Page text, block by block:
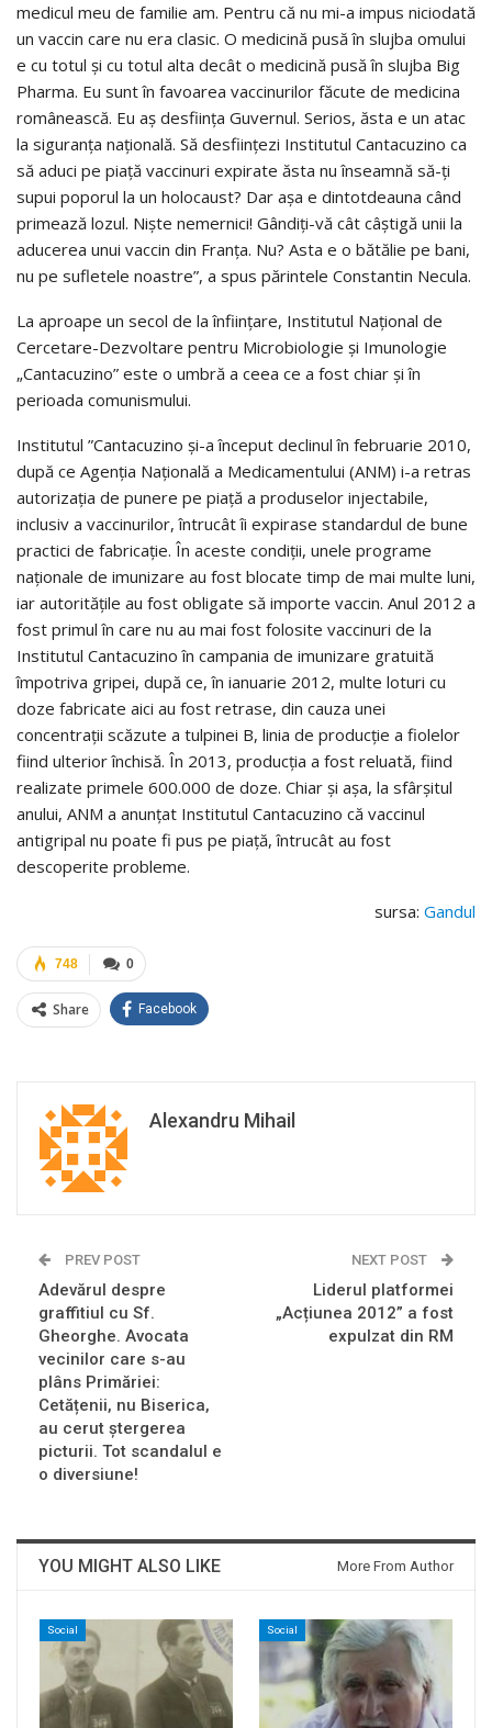
medicul meu de familie am. Pentru că nu mi-a impus niciodată
un vaccin care nu era clasic. O medicină pusă în slujba omului
e cu totul şi cu totul alta decât o medicină pusă în slujba Big
Pharma. Eu sunt în favoarea vaccinurilor făcute de medicina
românească. Eu aş desfiinţa Guvernul. Serios, ăsta e un atac
la siguranţa naţională. Să desfiinţezi Institutul Cantacuzino ca
să aduci pe piaţă vaccinuri expirate ăsta nu înseamnă să-ţi
supui poporul la un holocaust? Dar aşa e dintotdeauna când
primează lozul. Nişte nemernici! Gândiţi-vă cât câştigă unii la
aducerea unui vaccin din Franţa. Nu? Asta e o bătălie pe bani,
nu pe sufletele noastre”, a spus părintele Constantin Necula.
La aproape un secol de la înfiinţare, Institutul Naţional de
Cercetare-Dezvoltare pentru Microbiologie şi Imunologie
„Cantacuzino” este o umbră a ceea ce a fost chiar şi în
perioada comunismului.
Institutul ”Cantacuzino şi-a început declinul în februarie 2010,
după ce Agenţia Naţională a Medicamentului (ANM) i-a retras
autorizaţia de punere pe piaţă a produselor injectabile,
inclusiv a vaccinurilor, întrucât îi expirase standardul de bune
practici de fabricaţie. În aceste condiţii, unele programe
naţionale de imunizare au fost blocate timp de mai multe luni,
iar autorităţile au fost obligate să importe vaccin. Anul 2012 a
fost primul în care nu au mai fost folosite vaccinuri de la
Institutul Cantacuzino în campania de imunizare gratuită
împotriva gripei, după ce, în ianuarie 2012, multe loturi cu
doze fabricate aici au fost retrase, din cauza unei
concentraţii scăzute a tulpinei B, linia de producţie a fiolelor
fiind ulterior închisă. În 2013, producţia a fost reluată, fiind
realizate primele 600.000 de doze. Chiar şi aşa, la sfârşitul
anului, ANM a anunţat Institutul Cantacuzino că vaccinul
antigripal nu poate fi pus pe piaţă, întrucât au fost
descoperite probleme.
sursa: Gandul
0
748
Share Facebook
Alexandru Mihail
PREV POST
Adevărul despre
graffitiul cu Sf.
Gheorghe. Avocata
vecinilor care s-au
plâns Primăriei:
Cetățenii, nu Biserica,
au cerut ștergerea
picturii. Tot scandalul e
o diversiune!
NEXT POST
Liderul platformei
„Acțiunea 2012” a fost
expulzat din RM
YOU MIGHT ALSO LIKE More From Author
Social Social